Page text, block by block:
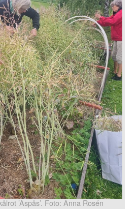
’Aspås’. Foto: Anna Rosén